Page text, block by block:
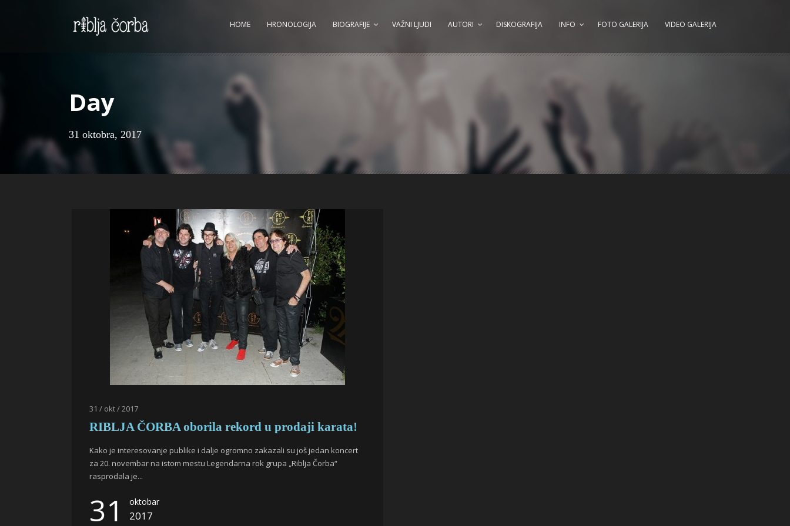
HOME HRONOLOGIJA BIOGRAFIJE VAŽNI LJUDI AUTORI DISKOGRAFIJA INFO FOTO GALERIJA VIDEO GALERIJA
Day
31 oktobra, 2017
31 / okt / 2017
RIBLJA ČORBA oborila rekord u prodaji karata!
Kako je interesovanje publike i dalje ogromno zakazali su još jedan koncert
za 20. novembar na istom mestu Legendarna rok grupa „Riblja Čorba“
rasprodala je...
31 oktobar
2017